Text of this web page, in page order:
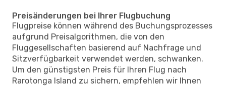
Preisänderungen bei Ihrer Flugbuchung
Flugpreise können während des Buchungsprozesses
aufgrund Preisalgorithmen, die von den
Fluggesellschaften basierend auf Nachfrage und
Sitzverfügbarkeit verwendet werden, schwanken.
Um den günstigsten Preis für Ihren Flug nach
Rarotonga Island zu sichern, empfehlen wir Ihnen